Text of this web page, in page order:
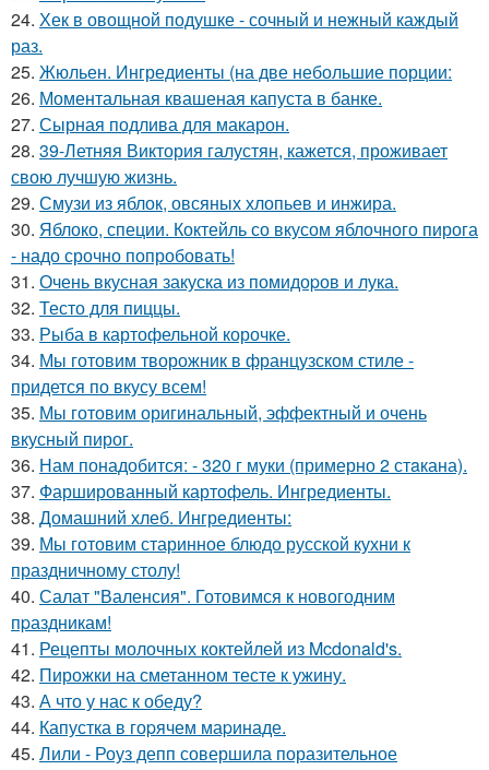
24. Хек в овощной подушке - сочный и нежный каждый
раз.
25. Жюльен. Ингредиенты (на две небольшие порции:
26. Моментальная квашеная капуста в банке.
27. Сырная подлива для макарон.
28. 39-Летняя Виктория галустян, кажется, проживает
свою лучшую жизнь.
29. Смузи из яблок, овсяных хлопьев и инжира.
30. Яблоко, специи. Коктейль со вкусом яблочного пирога
- надо срочно попробовать!
31. Очень вкусная закуска из помидоpов и лука.
32. Тесто для пиццы.
33. Рыба в картофельной корочке.
34. Мы готовим творожник в французском стиле -
придется по вкусу всем!
35. Мы готовим оригинальный, эффектный и очень
вкусный пирог.
36. Нам понадобится: - 320 г муки (примерно 2 стaкана).
37. Фаршированный картофель. Ингредиенты.
38. Домашний хлеб. Ингредиенты:
39. Мы готовим старинное блюдо русской кухни к
праздничному столу!
40. Салат "Валенсия". Готовимся к новогодним
пpаздникам!
41. Рецепты молочных коктейлей из Mcdonald's.
42. Пирожки на сметанном тесте к ужину.
43. А что у нас к обеду?
44. Капустка в гоpячем маpинаде.
45. Лили - Роуз депп совершила поразительное